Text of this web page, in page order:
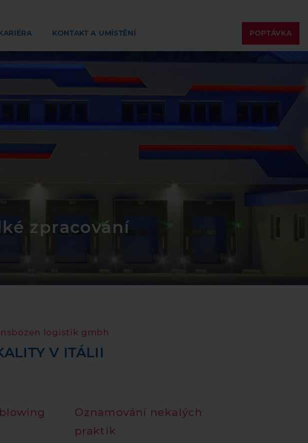
KONTAKT A UMÍSTĚNÍ POPTÁVKA
zpracování
logistik gmbh
V ITÁLII
Oznamování nekalých
praktik